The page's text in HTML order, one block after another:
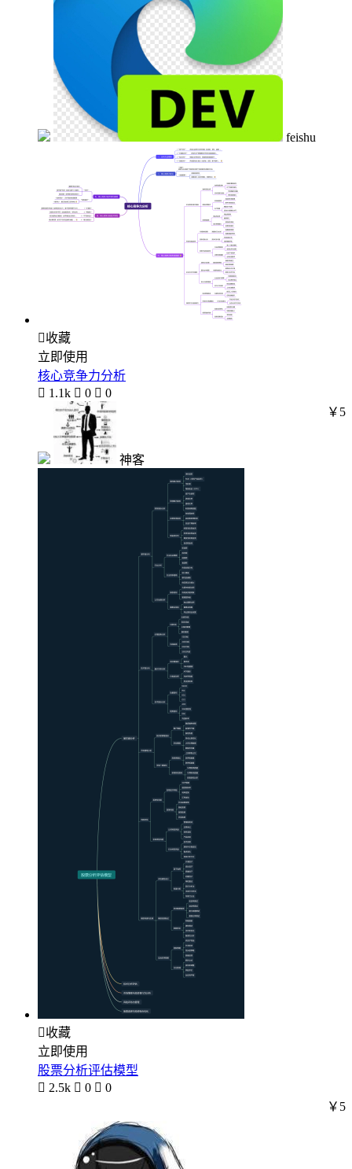
feishu
收藏
立即使用
核心竞争力分析
 1.1k  0  0
神客
￥5
收藏
立即使用
股票分析评估模型
 2.5k  0  0
￥5